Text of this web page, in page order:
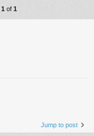
1 of 1
Jump to post